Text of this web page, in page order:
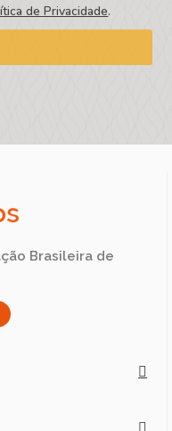
de Privacidade.
Brasileira de